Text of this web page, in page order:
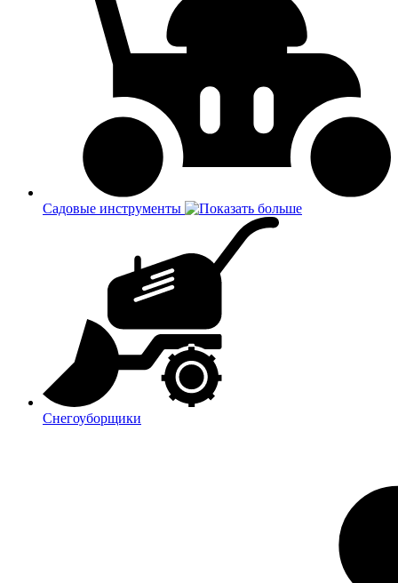
Садовые инструменты
Снегоуборщики